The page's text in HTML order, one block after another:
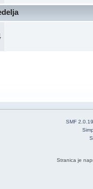
SMF 2.0.19
Stranica je